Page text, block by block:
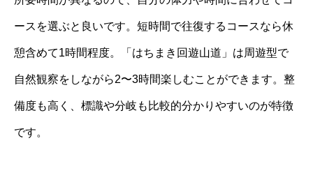
ースを選ぶと良いです。短時間で往復するコースなら休
憩含めて1時間程度。「はちまき回遊山道」は周遊型で
自然観察をしながら2〜3時間楽しむことができます。整
備度も高く、標識や分岐も比較的分かりやすいのが特徴
です。